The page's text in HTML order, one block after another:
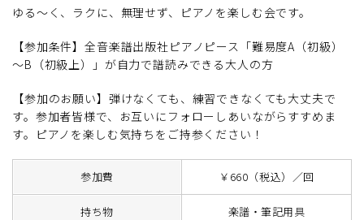
ゆる～く、ラクに、無理せず、ピアノを楽しむ会です。
【参加条件】全音楽譜出版社ピアノピース「難易度A（初級）
～B（初級上）」が自力で譜読みできる大人の方
【参加のお願い】弾けなくても、練習できなくても大丈夫で
す。参加者皆様で、お互いにフォローしあいながらすすめま
す。ピアノを楽しむ気持ちをご持参ください！
参加費 ￥660（税込）／回
持ち物 楽譜・筆記用具